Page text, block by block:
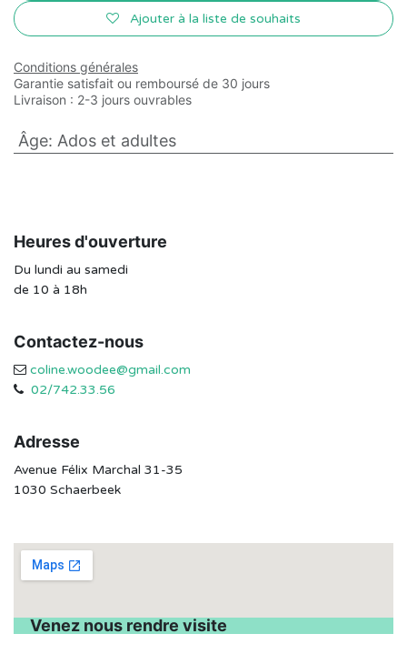
Ajouter à la liste de souhaits
Conditions générales
Garantie satisfait ou remboursé de 30 jours
Livraison : 2-3 jours ouvrables
Âge: Ados et adultes
Heures d'ouverture
Du lundi au samedi
de 10 à 18h
Contactez-nous
coline.woodee@gmail.com
02/742.33.56
Adresse
Avenue Félix Marchal 31-35
1030 Schaerbeek
Venez nous rendre visite